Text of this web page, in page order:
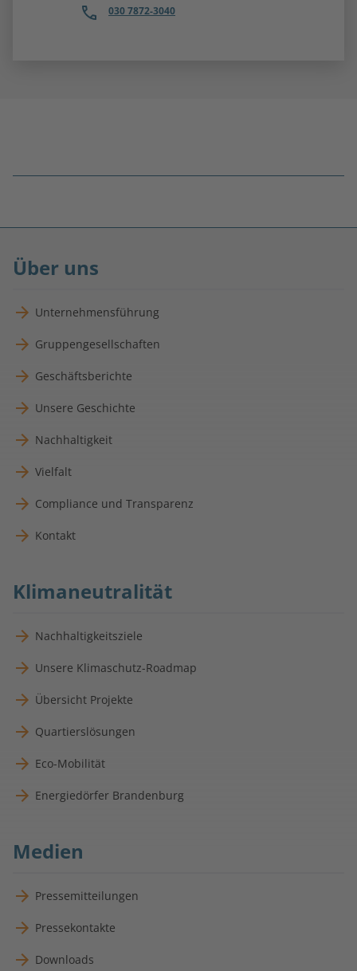
030 7872-3040
Über uns
Unternehmensführung
Gruppengesellschaften
Geschäftsberichte
Unsere Geschichte
Nachhaltigkeit
Vielfalt
Compliance und Transparenz
Kontakt
Klimaneutralität
Nachhaltigkeitsziele
Unsere Klimaschutz-Roadmap
Übersicht Projekte
Quartierslösungen
Eco-Mobilität
Energiedörfer Brandenburg
Medien
Pressemitteilungen
Pressekontakte
Downloads